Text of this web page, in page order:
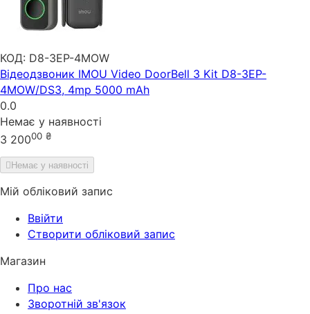
КОД: D8-3EP-4MOW
Відеодзвоник IMOU Video DoorBell 3 Kit D8-3EP-
4MOW/DS3, 4mp 5000 mAh
0.0
Немає у наявності
3 20000 ₴
Немає у наявності
Мій обліковий запис
Ввійти
Створити обліковий запис
Магазин
Про нас
Зворотній зв'язок